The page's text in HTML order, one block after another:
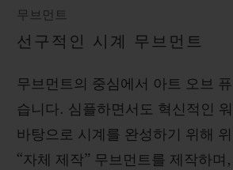
무브먼트
선구적인 시계 무브먼트
무브먼트의 중심에서 아트 오브
습니다. 심플하면서도 혁신적인
바탕으로 시계를 완성하기 위해
“자체 제작” 무브먼트를 제작하며